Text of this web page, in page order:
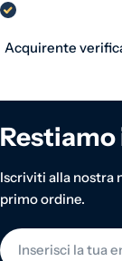
Acquirente
Iscriviti alla nostra
primo ordine.
E-mail